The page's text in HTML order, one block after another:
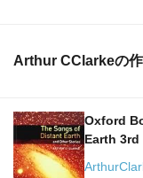
Arthur CClarkeの
Oxford
Earth 3rd